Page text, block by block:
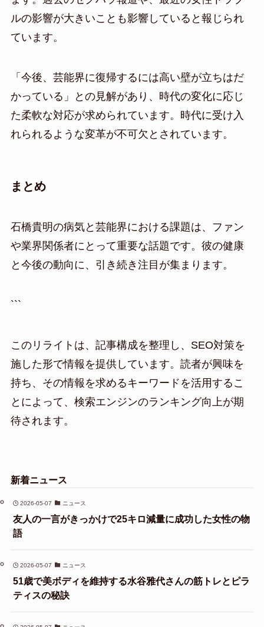
ルの影響が大きいことも影響していると報じられ
ています。
「今後、芸能界に復帰するには高い壁が立ちはだ
かっている」との見解があり、時代の変化に応じ
た柔軟な対応が求められています。時代に受け入
れられるような変革が不可欠とされています。
まとめ
石橋貴明の病気と芸能界における課題は、ファン
や業界関係者にとって重要な話題です。彼の健康
と今後の動向に、引き続き注目が集まります。
```
このリライトは、記事構成を整理し、SEO対策を
施した形で情報を提供しています。読者が興味を
持ち、その情報を求めるキーワードを活用するこ
とによって、検索エンジンのランキング向上が期
待されます。
新着ニュース
2026-05-07 ニュース
友人の一言がきっかけで25キロ減量に成功した女性の物
語
2026-05-07 ニュース
51歳で美ボディを維持する水谷雅代さんの筋トレとピラ
ティスの秘訣